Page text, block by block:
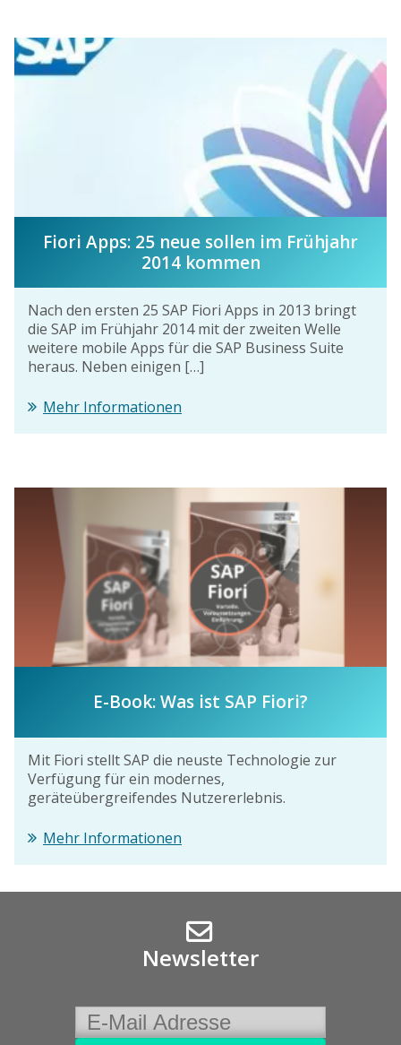
Fiori Apps: 25 neue sollen im Frühjahr
2014 kommen
Nach den ersten 25 SAP Fiori Apps in 2013 bringt
die SAP im Frühjahr 2014 mit der zweiten Welle
weitere mobile Apps für die SAP Business Suite
heraus. Neben einigen […]
Mehr Informationen
E-Book: Was ist SAP Fiori?
Mit Fiori stellt SAP die neuste Technologie zur
Verfügung für ein modernes,
geräteübergreifendes Nutzererlebnis.
Mehr Informationen
Newsletter